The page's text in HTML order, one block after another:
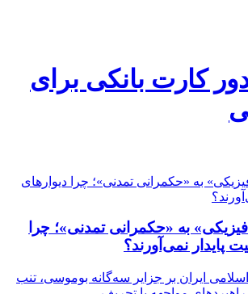
کارت بانکی برای
به «حکمرانی تمدنی»؛ چرا
پایدار نمی‌آورند؟